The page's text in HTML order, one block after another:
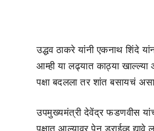
उद्धव ठाकरे यांनी एकनाथ शिंदे
आम्ही या लढ्यात काठ्या
पक्षा बदलला तर शांत बसायचं
उपमुख्यमंत्री देवेंद्र फडणवीस